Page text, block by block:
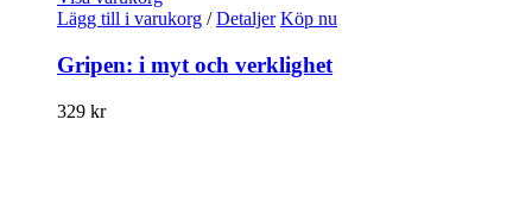
Lägg till i varukorg / Detaljer Köp nu
Gripen: i myt och verklighet
329 kr